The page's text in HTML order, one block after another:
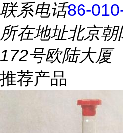
联系电话86-
所在地址北京朝
172号欧陆大厦
推荐产品